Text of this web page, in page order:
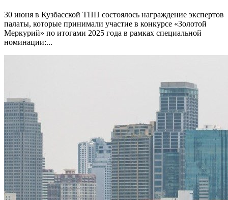
30 июня в Кузбасской ТПП состоялось награждение экспертов
палаты, которые принимали участие в конкурсе «Золотой
Меркурий» по итогами 2025 года в рамках специальной
номинации:...